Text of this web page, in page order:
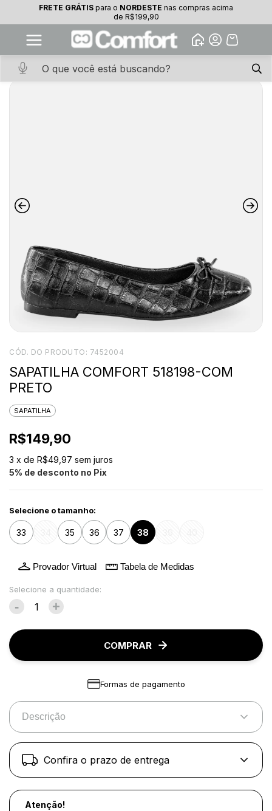
10% OFF na primeira compra
Baixe o app. Cupom BEMVINDO10
(100+)
Abrir
FRETE GRÁTIS para o NORDESTE nas compras acima
de R$199,90
Início · CALCADOS · SAPATILHA · SAPATILHA COMFORT 518198-COM
PRETO
CÓD. DO PRODUTO: 7452004
SAPATILHA COMFORT 518198-COM
PRETO
SAPATILHA
R$149,90
3 x de R$49,97 sem juros
5% de desconto no Pix
Selecione o tamanho:
33 35 36 37 38
Provador Virtual Tabela de Medidas
Selecione a quantidade:
- +
COMPRAR
Formas de pagamento
Descrição
Confira o prazo de entrega
Atenção!